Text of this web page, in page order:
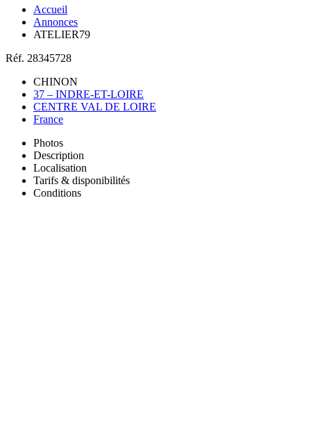
Accueil
Annonces
ATELIER79
Réf. 28345728
CHINON
37 – INDRE-ET-LOIRE
CENTRE VAL DE LOIRE
France
Photos
Description
Localisation
Tarifs & disponibilités
Conditions